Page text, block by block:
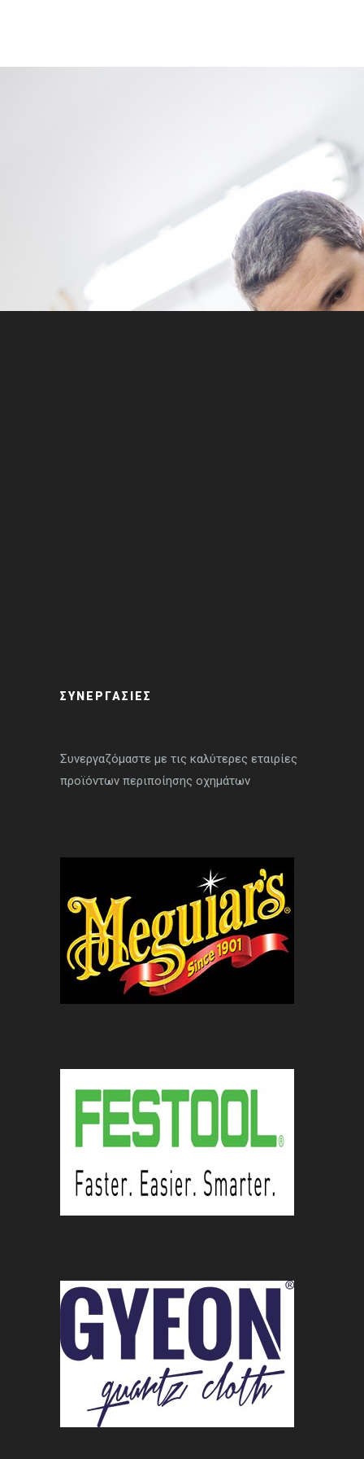
ΣΥΝΕΡΓΑΣΙΕΣ
Συνεργαζόμαστε με τις καλύτερες εταιρίες
προϊόντων περιποίησης οχημάτων